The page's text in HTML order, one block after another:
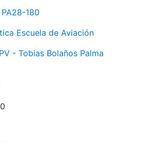
180
Escuela de Aviación
- Tobias Bolaños Palma